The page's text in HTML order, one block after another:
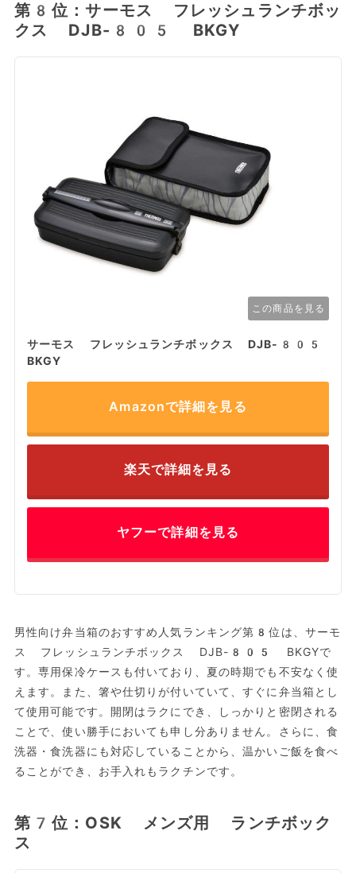
第8位：サーモス フレッシュランチボッ
クス DJB-805 BKGY
この商品を見る
サーモス フレッシュランチボックス DJB-805
BKGY
Amazonで詳細を見る
楽天で詳細を見る
ヤフーで詳細を見る
男性向け弁当箱のおすすめ人気ランキング第8位は、サーモ
ス フレッシュランチボックス DJB-805 BKGYで
す。専用保冷ケースも付いており、夏の時期でも不安なく使
えます。また、箸や仕切りが付いていて、すぐに弁当箱とし
て使用可能です。開閉はラクにでき、しっかりと密閉される
ことで、使い勝手においても申し分ありません。さらに、食
洗器・食洗器にも対応していることから、温かいご飯を食べ
ることができ、お手入れもラクチンです。
第7位：OSK メンズ用 ランチボック
ス